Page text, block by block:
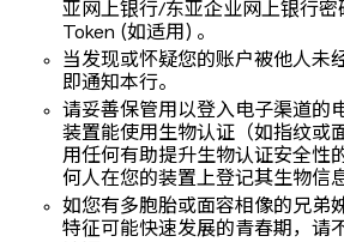
亚网上银行/东亚企业网上银行密
Token (如适用) 。
当发现或怀疑您的账户被他人未
即通知本行。
请妥善保管用以登入电子渠道的
装置能使用生物认证（如指纹或
用任何有助提升生物认证安全性
何人在您的装置上登记其生物信
如您有多胞胎或面容相像的兄弟
特征可能快速发展的青春期，请